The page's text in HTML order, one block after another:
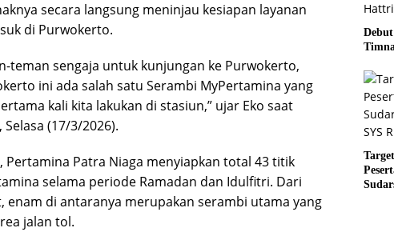
secara langsung meninjau kesiapan layanan
di Purwokerto.
teman sengaja untuk kunjungan ke Purwokerto,
ini ada salah satu Serambi MyPertamina yang
kali kita lakukan di stasiun,” ujar Eko saat
(17/3/2026).
Pertamina Patra Niaga menyiapkan total 43 titik
selama periode Ramadan dan Idulfitri. Dari
enam di antaranya merupakan serambi utama yang
jalan tol.